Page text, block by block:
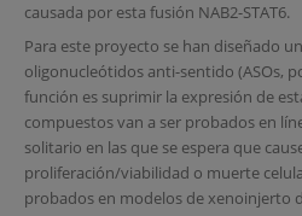
causada por esta fusión NAB2-STAT6.
Para este proyecto se han diseñado
oligonucleótidos anti-sentido (ASOs,
función es suprimir la expresión de
compuestos van a ser probados en
solitario en las que se espera que
proliferación/viabilidad o muerte
probados en modelos de xenoinjerto